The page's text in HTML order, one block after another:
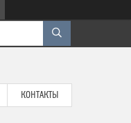
КОНТАКТЫ